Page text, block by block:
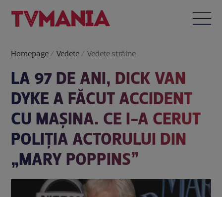
Homepage /Vedete /Vedete străine
LA 97 DE ANI, DICK VAN
DYKE A FĂCUT ACCIDENT
CU MAȘINA. CE I-A CERUT
POLIȚIA ACTORULUI DIN
„MARY POPPINS”